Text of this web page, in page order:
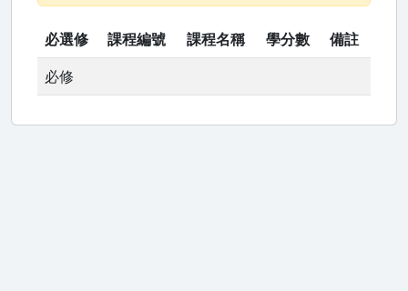
必選修 課程編號 課程名稱 學分數 備註
必修